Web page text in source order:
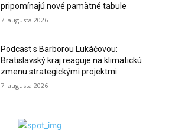
pripomínajú nové pamätné tabule
7. augusta 2026
Podcast s Barborou Lukáčovou:
Bratislavský kraj reaguje na klimatickú
zmenu strategickými projektmi.
7. augusta 2026